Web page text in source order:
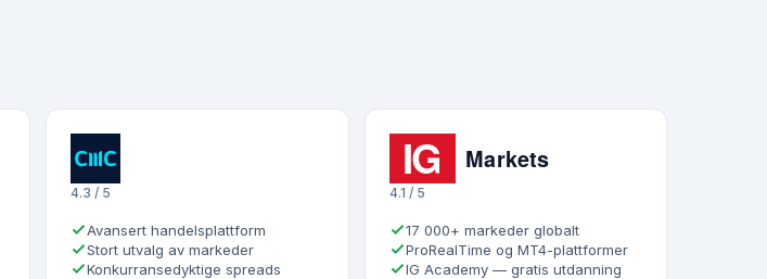
4.3 / 5
Avansert handelsplattform
Stort utvalg av markeder
Konkurransedyktige spreads
4.1 / 5
17 000+ markeder globalt
ProRealTime og MT4-plattformer
IG Academy — gratis utdanning